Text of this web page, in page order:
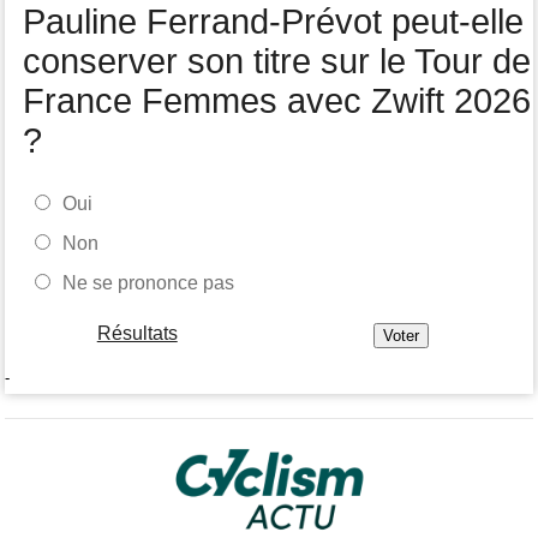
Nos vidéos de cyclisme sont sur Youtube : Cyclism'Actu TV
Pauline Ferrand-Prévot peut-elle
conserver son titre sur le Tour de
France Femmes avec Zwift 2026
?
Oui
Non
Ne se prononce pas
Résultats
-